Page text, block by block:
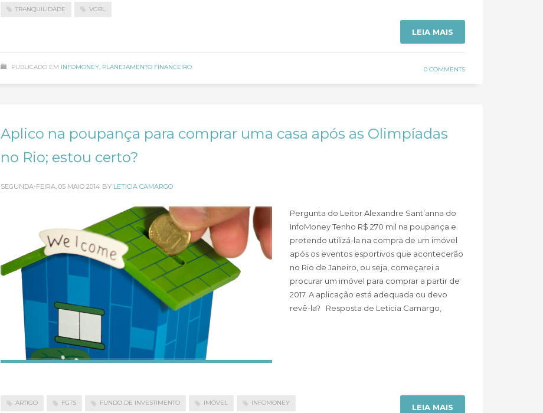
TRANQUILIDADE VGBL
LEIA MAIS
PUBLICADO EM INFOMONEY, PLANEJAMENTO FINANCEIRO 0 COMMENTS
Aplico na poupança para comprar uma casa após as Olimpíadas
no Rio; estou certo?
SEGUNDA-FEIRA, 05 MAIO 2014 BY LETICIA CAMARGO
Pergunta do Leitor Alexandre Sant’anna do
InfoMoney Tenho R$ 270 mil na poupança e
pretendo utilizá-la na compra de um imóvel
após os eventos esportivos que acontecerão
no Rio de Janeiro, ou seja, começarei a
procurar um imóvel para comprar a partir de
2017. A aplicação está adequada ou devo
revê-la? Resposta de Leticia Camargo,
ARTIGO FGTS FUNDO DE INVESTIMENTO IMÓVEL INFOMONEY LEIA MAIS